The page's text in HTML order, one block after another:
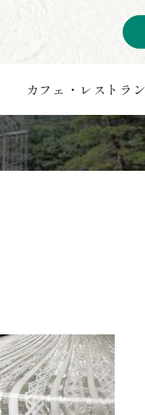
カフェ・レストラン